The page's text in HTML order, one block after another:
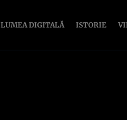
LUMEA DIGITALĂ ISTORIE